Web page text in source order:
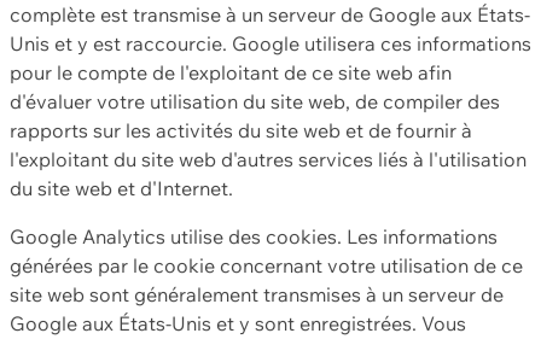
complète est transmise à un serveur de Google aux États-
Unis et y est raccourcie. Google utilisera ces informations
pour le compte de l'exploitant de ce site web afin
d'évaluer votre utilisation du site web, de compiler des
rapports sur les activités du site web et de fournir à
l'exploitant du site web d'autres services liés à l'utilisation
du site web et d'Internet.
Google Analytics utilise des cookies. Les informations
générées par le cookie concernant votre utilisation de ce
site web sont généralement transmises à un serveur de
Google aux États-Unis et y sont enregistrées. Vous